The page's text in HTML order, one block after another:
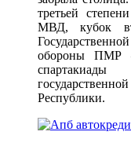
третьей
МВД, кубок
обороны ПМР –
Республики.